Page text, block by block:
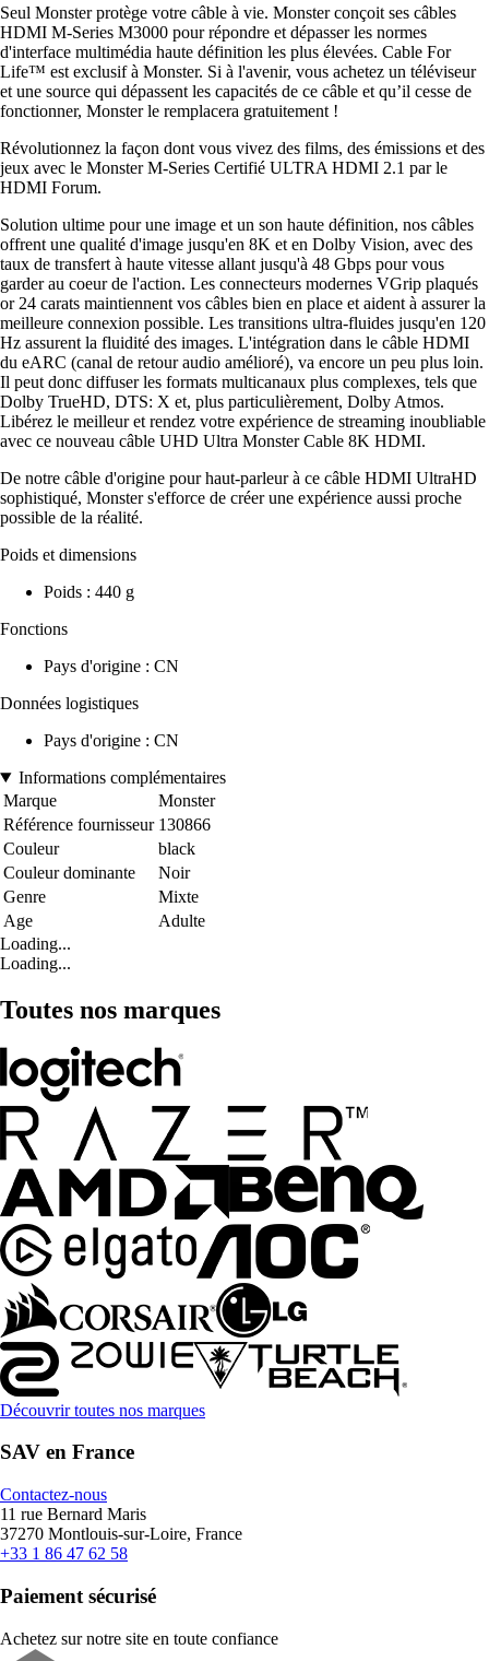
Seul Monster protège votre câble à vie. Monster conçoit ses câbles
HDMI M-Series M3000 pour répondre et dépasser les normes
d'interface multimédia haute définition les plus élevées. Cable For
Life™ est exclusif à Monster. Si à l'avenir, vous achetez un téléviseur
et une source qui dépassent les capacités de ce câble et qu’il cesse de
fonctionner, Monster le remplacera gratuitement !
Révolutionnez la façon dont vous vivez des films, des émissions et des
jeux avec le Monster M-Series Certifié ULTRA HDMI 2.1 par le
HDMI Forum.
Solution ultime pour une image et un son haute définition, nos câbles
offrent une qualité d'image jusqu'en 8K et en Dolby Vision, avec des
taux de transfert à haute vitesse allant jusqu'à 48 Gbps pour vous
garder au coeur de l'action. Les connecteurs modernes VGrip plaqués
or 24 carats maintiennent vos câbles bien en place et aident à assurer la
meilleure connexion possible. Les transitions ultra-fluides jusqu'en 120
Hz assurent la fluidité des images. L'intégration dans le câble HDMI
du eARC (canal de retour audio amélioré), va encore un peu plus loin.
Il peut donc diffuser les formats multicanaux plus complexes, tels que
Dolby TrueHD, DTS: X et, plus particulièrement, Dolby Atmos.
Libérez le meilleur et rendez votre expérience de streaming inoubliable
avec ce nouveau câble UHD Ultra Monster Cable 8K HDMI.
De notre câble d'origine pour haut-parleur à ce câble HDMI UltraHD
sophistiqué, Monster s'efforce de créer une expérience aussi proche
possible de la réalité.
Poids et dimensions
Poids : 440 g
Fonctions
Pays d'origine : CN
Données logistiques
Pays d'origine : CN
Informations complémentaires
Marque
Monster
Référence fournisseur 130866
Couleur
black
Couleur dominante
Noir
Genre
Mixte
Age
Adulte
Loading...
Loading...
Toutes nos marques
Découvrir toutes nos marques
SAV en France
Contactez-nous
11 rue Bernard Maris
37270 Montlouis-sur-Loire, France
+33 1 86 47 62 58
Paiement sécurisé
Achetez sur notre site en toute confiance